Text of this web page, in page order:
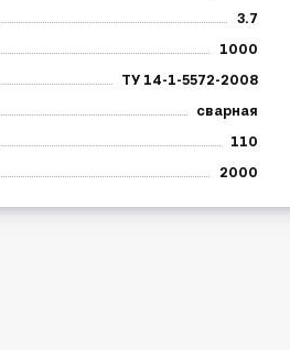
3.7
1000
ТУ 14-1-5572-2008
сварная
110
2000